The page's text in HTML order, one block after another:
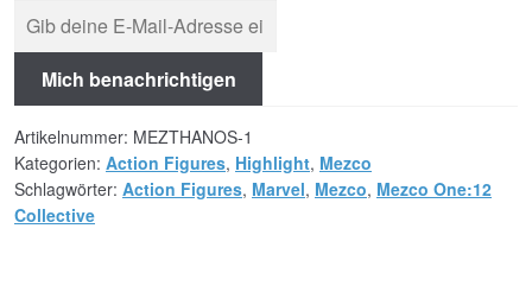
Mich benachrichtigen
Artikelnummer: MEZTHANOS-1
Kategorien: Action Figures, Highlight, Mezco
Schlagwörter: Action Figures, Marvel, Mezco, Mezco One:12
Collective